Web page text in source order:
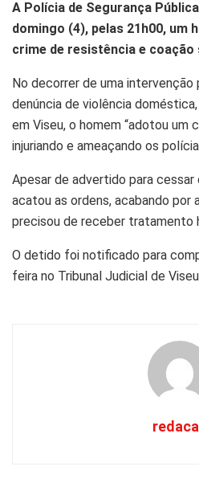
A Polícia de Segurança
domingo (4), pelas 21h00, um
crime de resistência e
No decorrer de uma intervenção
denúncia de violência
em Viseu, o homem “adotou um
injuriando e ameaçando os
Apesar de advertido para
acatou as ordens, acabando por
precisou de receber tratamento
O detido foi notificado para
feira no Tribunal Judicial de